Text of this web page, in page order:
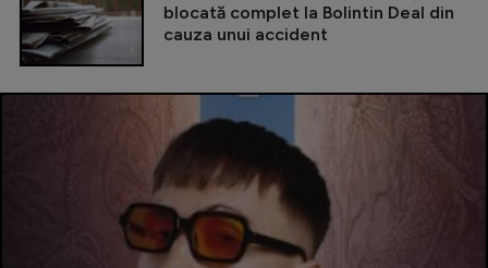
blocată complet la Bolintin Deal din
cauza unui accident